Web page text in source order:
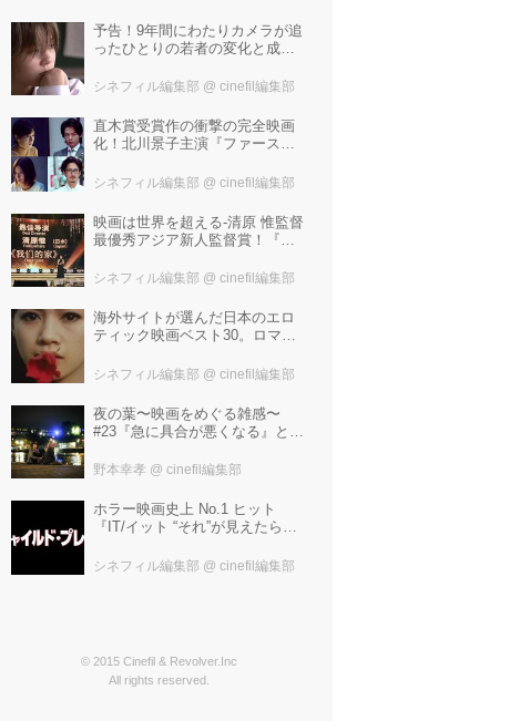
23日まで開催！
予告！9年間にわたりカメラが追
ったひとりの若者の変化と成長
戻るとき 空と木の実の9年間』
シネフィル編集部 @ cinefil編集部
直木賞受賞作の衝撃の完全映画
化！北川景子主演『ファースト
化学反応」と絶賛した追加キャ
塚洋介！
シネフィル編集部 @ cinefil編集部
映画は世界を超える-清原 惟監督
最優秀アジア新人監督賞！『わ
中国最大の映画祭「上海国際映
シネフィル編集部 @ cinefil編集部
海外サイトが選んだ日本のエロ
ティック映画ベスト30。ロマン
ントから選ばれた、大島渚、塚
シネフィル編集部 @ cinefil編集部
夜の葉〜映画をめぐる雑感〜
#23『急に具合が悪くなる』と宮
が悪くなる』
野本幸孝 @ cinefil編集部
ホラー映画史上 No.1 ヒット
『IT/イット “それ”が見えたら、
残る“殺人人形”トラウマ映画『チ
シネフィル編集部 @ cinefil編集部
© 2015 Cinefil & Revolver.Inc
All rights reserved.